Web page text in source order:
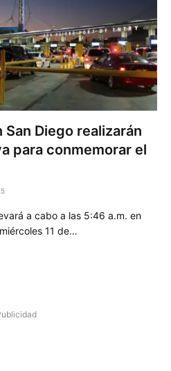
San Diego realizarán
para conmemorar el
a cabo a las 5:46 a.m. en
11 de…